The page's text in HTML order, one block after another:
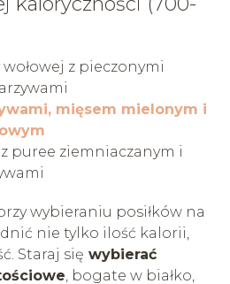
z pieczonymi
mięsem mielonym i
puree ziemniaczanym i
wybieraniu posiłków na
nie tylko ilość kalorii,
Staraj się wybierać
, bogate w białko,